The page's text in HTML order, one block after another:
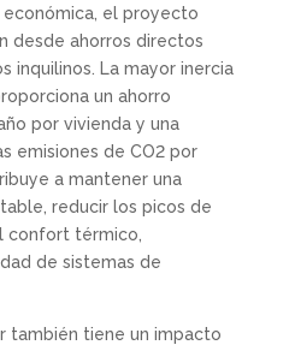
el proyecto
desde ahorros directos
inquilinos. La mayor inercia
un ahorro
por vivienda y una
emisiones de CO2 por
a mantener una
reducir los picos de
confort térmico,
de sistemas de
también tiene un impacto